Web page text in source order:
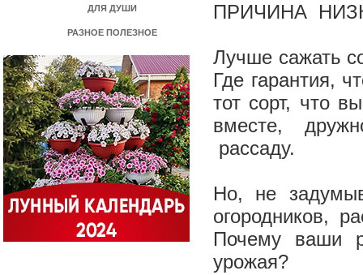
ДЛЯ ДУШИ
РАЗНОЕ ПОЛЕЗНОЕ
ПРИЧИНА
Лучше сажать
Где гарантия,
тот сорт, что
вместе,
рассаду.
Но, не
огородников,
Почему ваши
урожая?